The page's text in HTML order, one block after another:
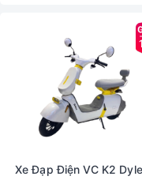
Xe Đạp Điện VC K2